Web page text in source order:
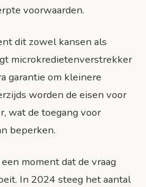
voorwaarden.
dit zowel kansen als
microkredietenverstrekker
garantie om kleinere
worden de eisen voor
wat de toegang voor
beperken.
moment dat de vraag
In 2024 steeg het aantal